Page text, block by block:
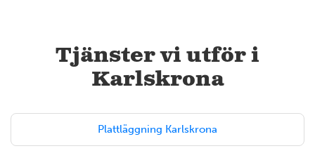
Tjänster vi utför i
Karlskrona
Plattläggning Karlskrona